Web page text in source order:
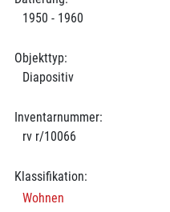
1950 - 1960
Objekttyp:
Diapositiv
Inventarnummer:
rv r/10066
Klassifikation:
Wohnen